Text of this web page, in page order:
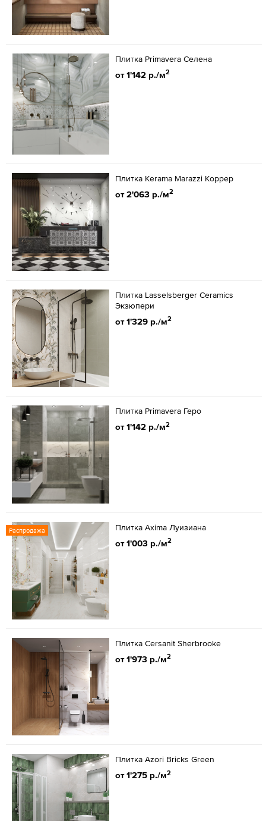
Плитка Primavera Селена
от 1'142 р./м2
Плитка Kerama Marazzi Коррер
от 2'063 р./м2
Плитка Lasselsberger Ceramics
Экзюпери
от 1'329 р./м2
Плитка Primavera Геро
от 1'142 р./м2
Распродажа Плитка Axima Луизиана
от 1'003 р./м2
Плитка Cersanit Sherbrooke
от 1'973 р./м2
Плитка Azori Bricks Green
от 1'275 р./м2